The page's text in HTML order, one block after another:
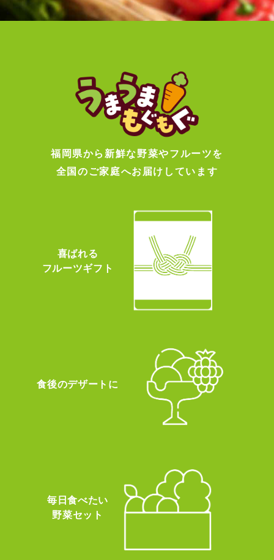
福岡県から新鮮な野菜やフルーツを
全国のご家庭へお届けしています
喜ばれる
フルーツギフト
食後のデザートに
毎日食べたい
野菜セット